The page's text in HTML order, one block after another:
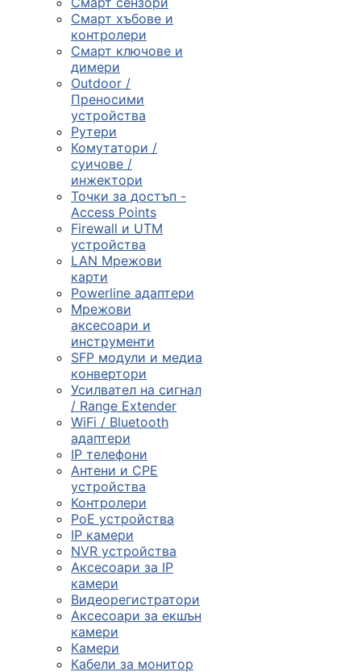
Смарт хъбове и
контролери
Смарт ключове и
димери
Outdoor /
Преносими
устройства
Рутери
Комутатори /
суичове /
инжектори
Точки за достъп -
Access Points
Firewall и UTM
устройства
LAN Мрежови
карти
Powerline адаптери
Мрежови
аксесоари и
инструменти
SFP модули и медиа
конвертори
Усилвател на сигнал
/ Range Extender
WiFi / Bluetooth
адаптери
IP телефони
Антени и CPE
устройства
Контролери
PoE устройства
IP камери
NVR устройства
Аксесоари за IP
камери
Видеорегистратори
Аксесоари за екшън
камери
Камери
Кабели за монитор